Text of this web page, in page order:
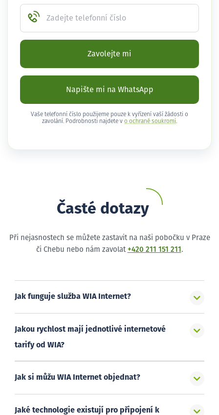
Zadejte telefonní číslo
Zavolejte mi
Napište mi na WhatsApp
Vaše telefonní číslo použijeme pouze k vyřízení vaší žádosti o
zavolání. Podrobnosti najdete v o ochraně soukromí .
Časté dotazy
Při nejasnostech se můžete zastavit na naši pobočku v Praze
či Chebu nebo nám zavolat +420 211 151 211 .
Jak funguje služba WIA Internet?
Jakou rychlost mají jednotlivé internetové
tarify od WIA?
Jak si můžu WIA Internet objednat?
Jaké technologie existují pro připojení k